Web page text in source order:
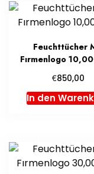
Feuchttücher
Fırmenlogo
€850,00
In den